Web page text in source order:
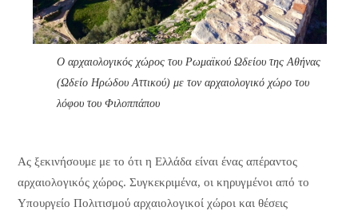
Ο αρχαιολογικός χώρος του Ρωμαϊκού Ωδείου της Αθήνας
(Ωδείο Ηρώδου Αττικού) με τον αρχαιολογικό χώρο του
λόφου του Φιλοππάπου
Ας ξεκινήσουμε με το ότι η Ελλάδα είναι ένας απέραντος
αρχαιολογικός χώρος. Συγκεκριμένα, οι κηρυγμένοι από το
Υπουργείο Πολιτισμού αρχαιολογικοί χώροι και θέσεις